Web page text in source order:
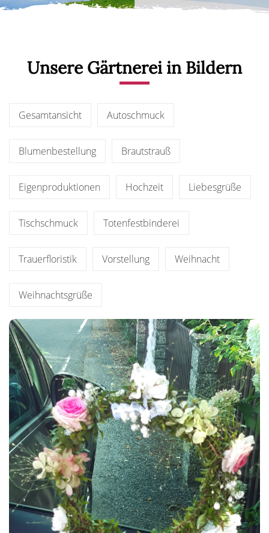
Unsere Gärtnerei in Bildern
Gesamtansicht Autoschmuck
Blumenbestellung Brautstrauß
Eigenproduktionen Hochzeit Liebesgrüße
Tischschmuck Totenfestbinderei
Trauerfloristik Vorstellung Weihnacht
Weihnachtsgrüße